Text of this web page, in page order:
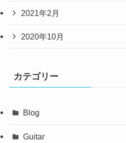
2021年2月
2020年10月
カテゴリー
Blog
Guitar